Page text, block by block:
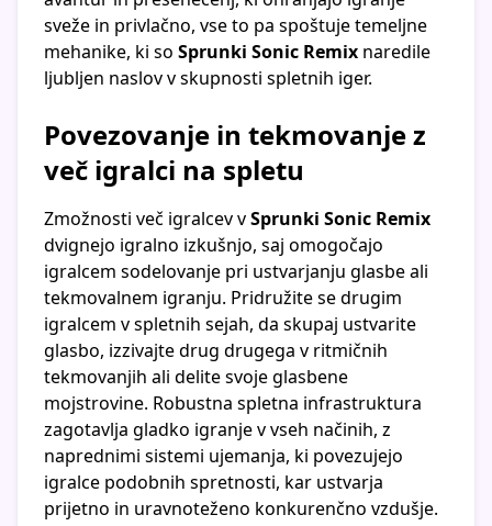
sveže in privlačno, vse to pa spoštuje temeljne
mehanike, ki so Sprunki Sonic Remix naredile
ljubljen naslov v skupnosti spletnih iger.
Povezovanje in tekmovanje z
več igralci na spletu
Zmožnosti več igralcev vSprunki Sonic Remix
dvignejo igralno izkušnjo, saj omogočajo
igralcem sodelovanje pri ustvarjanju glasbe ali
tekmovalnem igranju. Pridružite se drugim
igralcem v spletnih sejah, da skupaj ustvarite
glasbo, izzivajte drug drugega v ritmičnih
tekmovanjih ali delite svoje glasbene
mojstrovine. Robustna spletna infrastruktura
zagotavlja gladko igranje v vseh načinih, z
naprednimi sistemi ujemanja, ki povezujejo
igralce podobnih spretnosti, kar ustvarja
prijetno in uravnoteženo konkurenčno vzdušje.